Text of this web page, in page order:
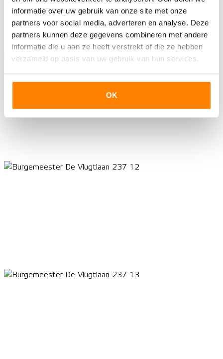
informatie over uw gebruik van onze site met onze
partners voor social media, adverteren en analyse. Deze
partners kunnen deze gegevens combineren met andere
informatie die u aan ze heeft verstrekt of die ze hebben
verzameld op basis van uw gebruik van hun services.
OK